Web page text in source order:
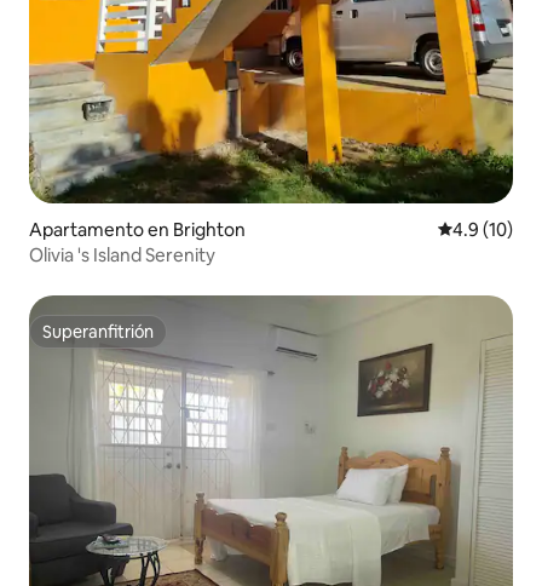
Apartamento en Brighton Calificación
4.9 (10)
Olivia 's Island Serenity
Superanfitrión
Superanfitrión